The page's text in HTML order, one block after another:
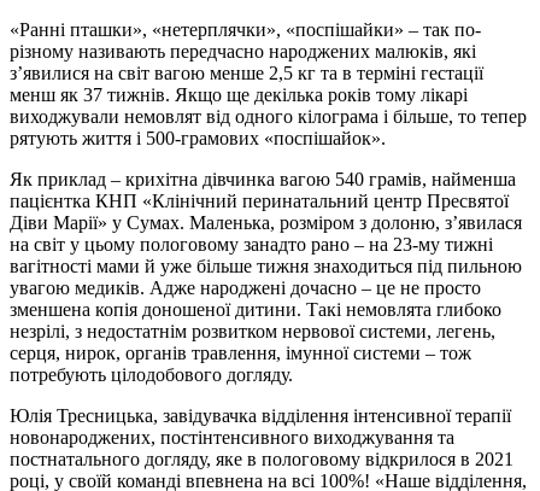
«Ранні пташки», «нетерплячки», «поспішайки» – так по-
різному називають передчасно народжених малюків, які
з’явилися на світ вагою менше 2,5 кг та в терміні гестації
менш як 37 тижнів. Якщо ще декілька років тому лікарі
виходжували немовлят від одного кілограма і більше, то тепер
рятують життя і 500-грамових «поспішайок».
Як приклад – крихітна дівчинка вагою 540 грамів, найменша
пацієнтка КНП «Клінічний перинатальний центр Пресвятої
Діви Марії» у Сумах. Маленька, розміром з долоню, з’явилася
на світ у цьому пологовому занадто рано – на 23-му тижні
вагітності мами й уже більше тижня знаходиться під пильною
увагою медиків. Адже народжені дочасно – це не просто
зменшена копія доношеної дитини. Такі немовлята глибоко
незрілі, з недостатнім розвитком нервової системи, легень,
серця, нирок, органів травлення, імунної системи – тож
потребують цілодобового догляду.
Юлія Тресницька, завідувачка відділення інтенсивної терапії
новонароджених, постінтенсивного виходжування та
постнатального догляду, яке в пологовому відкрилося в 2021
році, у своїй команді впевнена на всі 100%! «Наше відділення,